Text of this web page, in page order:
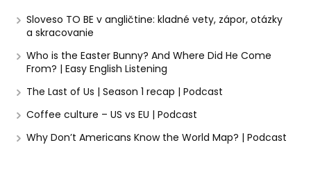
Sloveso TO BE v angličtine: kladné vety, zápor, otázky
a skracovanie
Who is the Easter Bunny? And Where Did He Come
From? | Easy English Listening
The Last of Us | Season 1 recap | Podcast
Coffee culture – US vs EU | Podcast
Why Don’t Americans Know the World Map? | Podcast